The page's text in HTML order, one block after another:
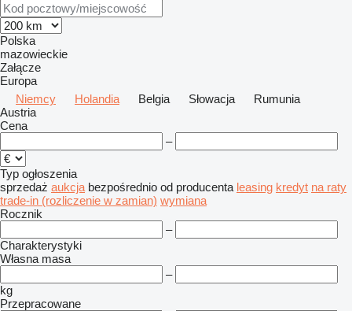
Polska
mazowieckie
Załącze
Europa
Niemcy
Holandia Belgia Słowacja
Rumunia
Austria
Cena
–
Typ ogłoszenia
sprzedaż aukcja bezpośrednio od producenta leasing kredyt na raty
trade-in (rozliczenie w zamian) wymiana
Rocznik
–
Charakterystyki
Własna masa
–
kg
Przepracowane